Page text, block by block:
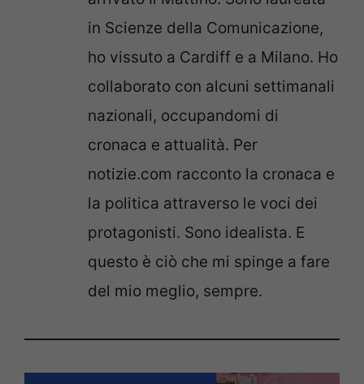
in Scienze della Comunicazione,
ho vissuto a Cardiff e a Milano. Ho
collaborato con alcuni settimanali
nazionali, occupandomi di
cronaca e attualità. Per
notizie.com racconto la cronaca e
la politica attraverso le voci dei
protagonisti. Sono idealista. E
questo è ciò che mi spinge a fare
del mio meglio, sempre.